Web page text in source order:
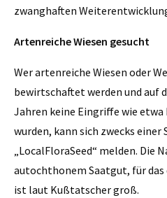
zwanghaften
Artenreiche Wiesen gesucht
Wer artenreiche Wiesen oder
bewirtschaftet werden und auf
Jahren keine Eingriffe wie
wurden, kann sich zwecks
„LocalFloraSeed“ melden. Die
autochthonem Saatgut, für
ist laut Kußtatscher groß.